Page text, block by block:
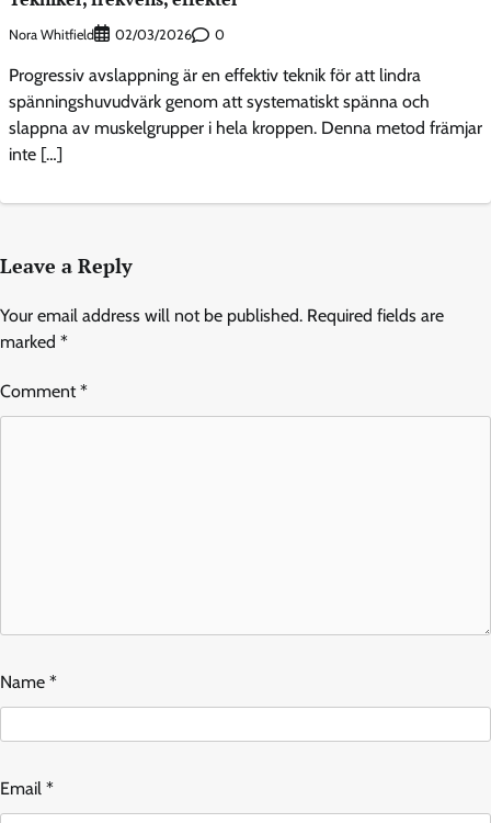
Nora Whitfield 02/03/2026 0
Progressiv avslappning är en effektiv teknik för att lindra
spänningshuvudvärk genom att systematiskt spänna och
slappna av muskelgrupper i hela kroppen. Denna metod främjar
inte […]
Leave a Reply
Your email address will not be published. Required fields are
marked *
Comment*
Name *
Email *